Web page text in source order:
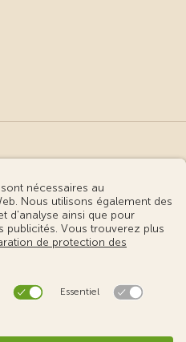
– informations juridiques
cookies